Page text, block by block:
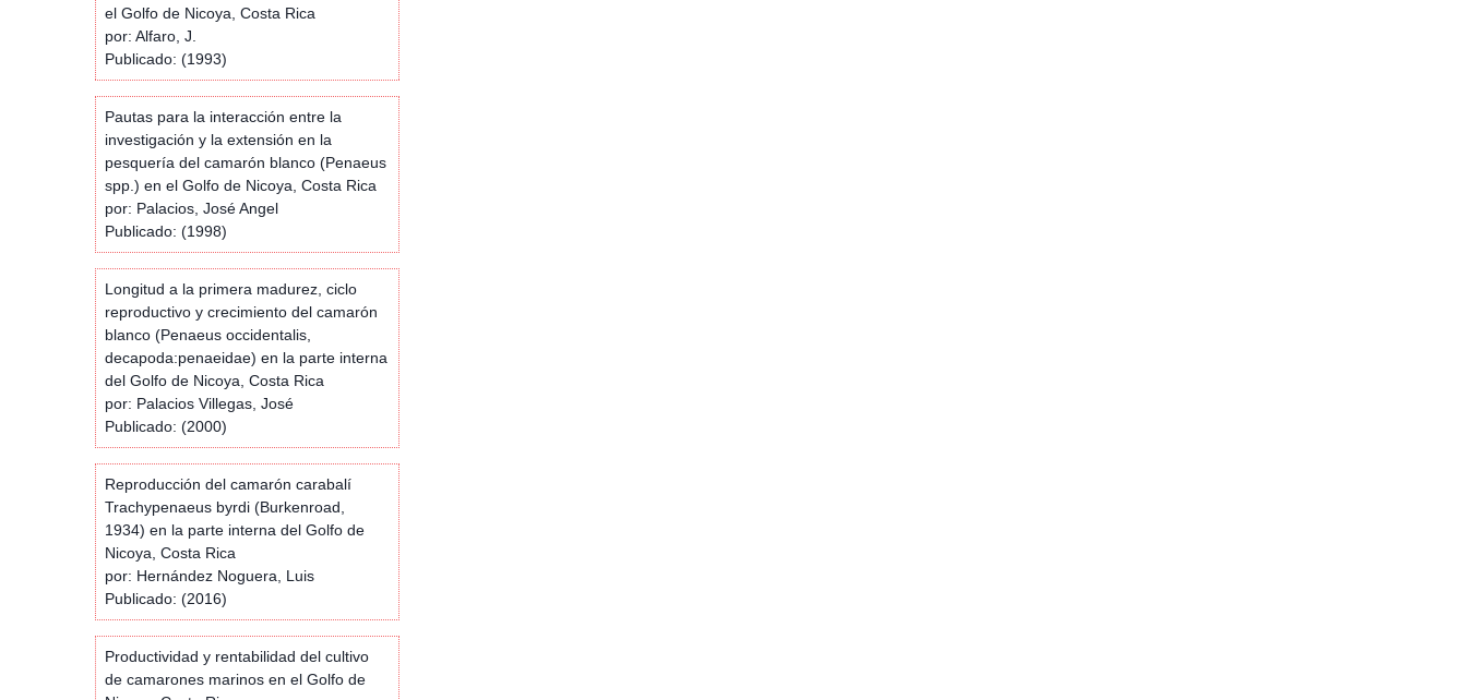
el Golfo de Nicoya, Costa Rica
por: Alfaro, J.
Publicado: (1993)
Pautas para la interacción entre la
investigación y la extensión en la
pesquería del camarón blanco (Penaeus
spp.) en el Golfo de Nicoya, Costa Rica
por: Palacios, José Angel
Publicado: (1998)
Longitud a la primera madurez, ciclo
reproductivo y crecimiento del camarón
blanco (Penaeus occidentalis,
decapoda:penaeidae) en la parte interna
del Golfo de Nicoya, Costa Rica
por: Palacios Villegas, José
Publicado: (2000)
Reproducción del camarón carabalí
Trachypenaeus byrdi (Burkenroad,
1934) en la parte interna del Golfo de
Nicoya, Costa Rica
por: Hernández Noguera, Luis
Publicado: (2016)
Productividad y rentabilidad del cultivo
de camarones marinos en el Golfo de